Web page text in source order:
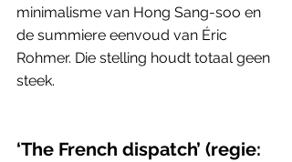
minimalisme van Hong Sang-soo en
de summiere eenvoud van Éric
Rohmer. Die stelling houdt totaal geen
steek.
‘The French dispatch’ (regie: